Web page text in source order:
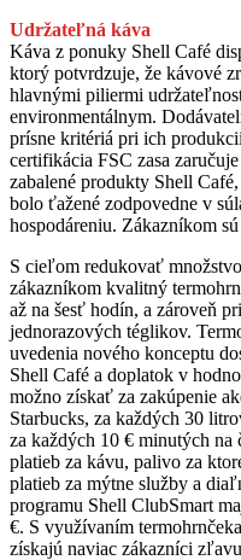
Udržateľná káva
Káva z ponuky Shell Café
ktorý potvrdzuje, že kávové
hlavnými piliermi
environmentálnym.
prísne kritériá pri ich
certifikácia FSC zasa
zabalené produkty Shell
bolo ťažené zodpovedne v
hospodáreniu. Zákazníkom
S cieľom redukovať
zákazníkom kvalitný
až na šesť hodín, a zároveň
jednorazových téglikov.
uvedenia nového konceptu
Shell Café a doplatok v
možno získať za zakúpenie
Starbucks, za každých 30
za každých 10 € minutých na
platieb za kávu, palivo za
platieb za mýtne služby a
programu Shell ClubSmart
€. S využívaním
získajú naviac zákazníci